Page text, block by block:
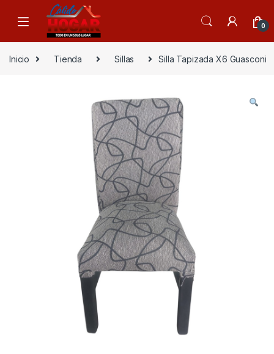
Skip to navigation
Skip to content
0
Inicio Tienda Sillas Silla Tapizada X6 Guasconi